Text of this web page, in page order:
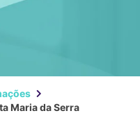
Maria da Serra